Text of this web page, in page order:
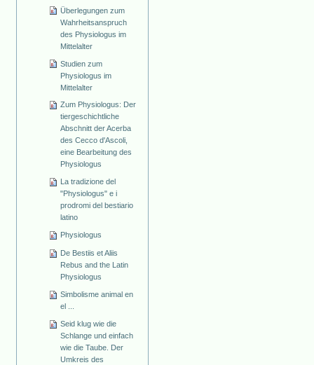
Überlegungen zum
Wahrheitsanspruch
des Physiologus im
Mittelalter
Studien zum
Physiologus im
Mittelalter
Zum Physiologus: Der
tiergeschichtliche
Abschnitt der Acerba
des Cecco d'Ascoli,
eine Bearbeitung des
Physiologus
La tradizione del
"Physiologus" e i
prodromi del bestiario
latino
Physiologus
De Bestiis et Aliis
Rebus and the Latin
Physiologus
Simbolisme animal en
el ...
Seid klug wie die
Schlange und einfach
wie die Taube. Der
Umkreis des